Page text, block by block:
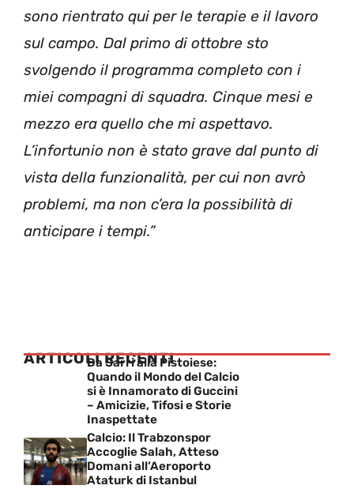
sono rientrato qui per le terapie e il lavoro
sul campo. Dal primo di ottobre sto
svolgendo il programma completo con i
miei compagni di squadra. Cinque mesi e
mezzo era quello che mi aspettavo.
L’infortunio non è stato grave dal punto di
vista della funzionalità, per cui non avrò
problemi, ma non c’era la possibilità di
anticipare i tempi.”
ARTICOLI RECENTI
Da Sarri alla Pistoiese:
Quando il Mondo del Calcio
si è Innamorato di Guccini
– Amicizie, Tifosi e Storie
Inaspettate
Calcio: Il Trabzonspor
Accoglie Salah, Atteso
Domani all’Aeroporto
Ataturk di Istanbul